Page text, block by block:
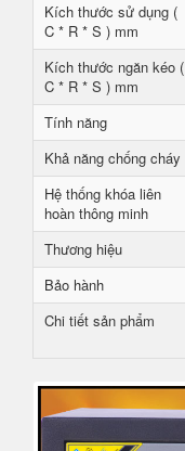
Kích thước sử dụng (
C * R * S ) mm
Kích thước ngăn kéo (
C * R * S ) mm
Tính năng
Khả năng chống cháy
Hệ thống khóa liên
hoàn thông minh
Thương hiệu
Bảo hành
Chi tiết sản phẩm